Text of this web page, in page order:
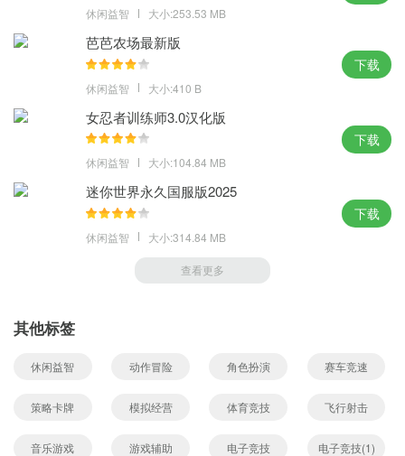
休闲益智 大小:253.53 MB
芭芭农场最新版
休闲益智 大小:410 B
下载
女忍者训练师3.0汉化版
休闲益智 大小:104.84 MB
下载
迷你世界永久国服版2025
休闲益智 大小:314.84 MB
下载
查看更多
其他标签
休闲益智 动作冒险 角色扮演 赛车竞速
策略卡牌 模拟经营 体育竞技 飞行射击
音乐游戏 游戏辅助 电子竞技 电子竞技(1)